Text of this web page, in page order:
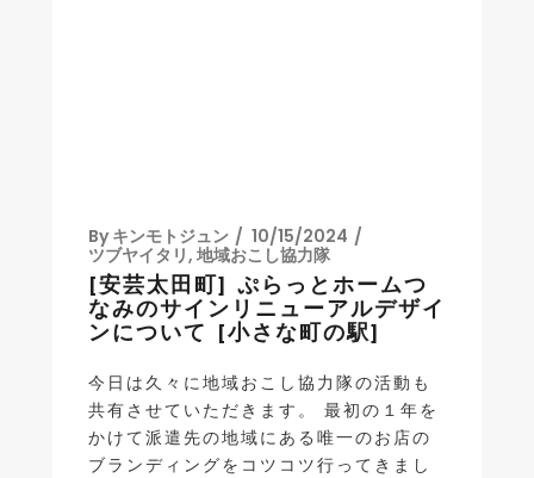
By キンモトジュン
10/15/2024
ツブヤイタリ, 地域おこし協力隊
[安芸太田町] ぷらっとホームつ
なみのサインリニューアルデザイ
ンについて [小さな町の駅]
今日は久々に地域おこし協力隊の活動も
共有させていただきます。 最初の１年を
かけて派遣先の地域にある唯一のお店の
ブランディングをコツコツ行ってきまし